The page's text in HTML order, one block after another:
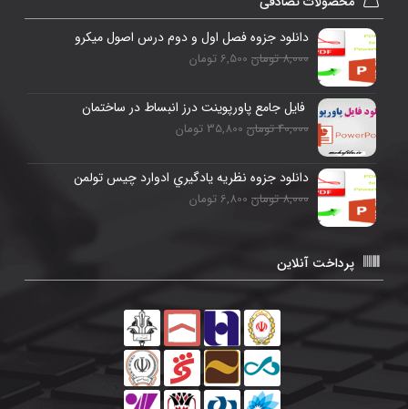
دانلود جزوه فصل اول و دوم درس اصول میکرو
8,000 تومان 6,500 تومان
فایل جامع پاورپوینت درز انبساط در ساختمان
40,000 تومان 35,800 تومان
دانلود جزوه نظريه يادگيري ادوارد چيس تولمن
8,000 تومان 6,800 تومان
پرداخت آنلاین